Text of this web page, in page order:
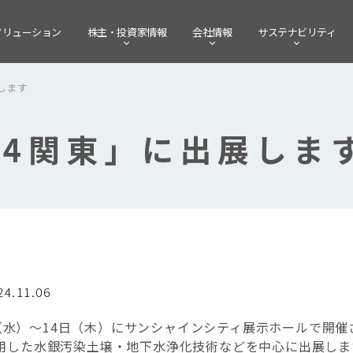
ューション 株主・投資家情報 会社情報 サステナビリティ
ます
関東」に出展しま
）～14日（木）にサンシャインシティ展示ホールで開
した水銀汚染土壌・地下水浄化技術などを中心に出展し